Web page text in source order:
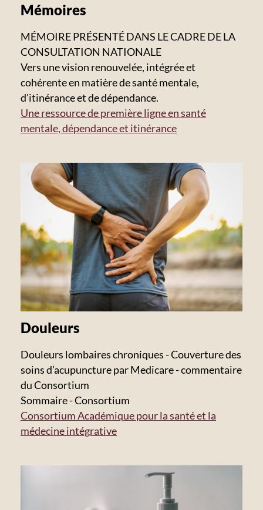
Mémoires
MÉMOIRE PRÉSENTÉ DANS LE CADRE DE LA
CONSULTATION NATIONALE
Vers une vision renouvelée, intégrée et
cohérente en matière de santé mentale,
d'itinérance et de dépendance.
Une ressource de première ligne en santé
mentale, dépendance et itinérance
Douleurs
Douleurs lombaires chroniques - Couverture des
soins d’acupuncture par Medicare - commentaire
du Consortium
Sommaire - Consortium
Consortium Académique pour la santé et la
médecine intégrative